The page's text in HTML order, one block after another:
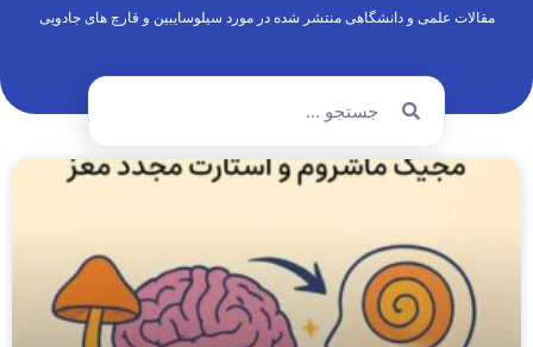
مقالات علمی و دانشگاهی منتشر شده در مورد سیلوسایبین و قارچ های جادویی